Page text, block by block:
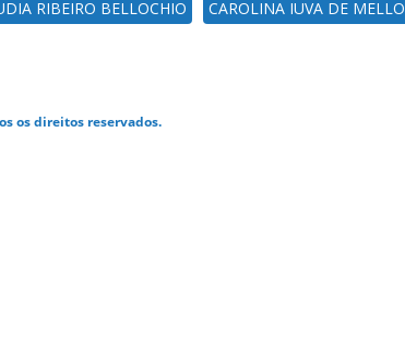
RIBEIRO BELLOCHIO CAROLINA IUVA DE MELLO
os direitos reservados.